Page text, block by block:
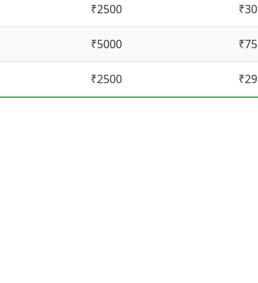
₹2500
₹5000
₹2500